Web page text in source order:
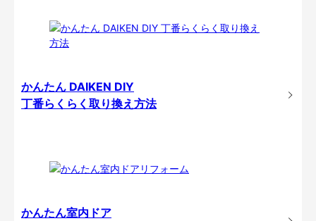
かんたん DAIKEN DIY
丁番らくらく取り換え方法
かんたん室内ドア